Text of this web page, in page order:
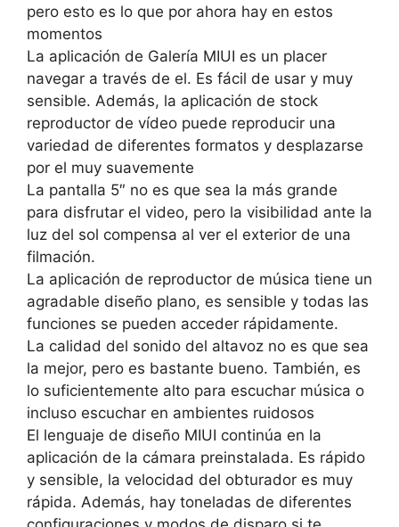
pero esto es lo que por ahora hay en estos
momentos
La aplicación de Galería MIUI es un placer
navegar a través de el. Es fácil de usar y muy
sensible. Además, la aplicación de stock
reproductor de vídeo puede reproducir una
variedad de diferentes formatos y desplazarse
por el muy suavemente
La pantalla 5″ no es que sea la más grande
para disfrutar el video, pero la visibilidad ante la
luz del sol compensa al ver el exterior de una
filmación.
La aplicación de reproductor de música tiene un
agradable diseño plano, es sensible y todas las
funciones se pueden acceder rápidamente.
La calidad del sonido del altavoz no es que sea
la mejor, pero es bastante bueno. También, es
lo suficientemente alto para escuchar música o
incluso escuchar en ambientes ruidosos
El lenguaje de diseño MIUI continúa en la
aplicación de la cámara preinstalada. Es rápido
y sensible, la velocidad del obturador es muy
rápida. Además, hay toneladas de diferentes